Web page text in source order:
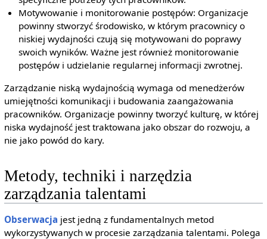
Motywowanie i monitorowanie postępów: Organizacje
powinny stworzyć środowisko, w którym pracownicy o
niskiej wydajności czują się motywowani do poprawy
swoich wyników. Ważne jest również monitorowanie
postępów i udzielanie regularnej informacji zwrotnej.
Zarządzanie niską wydajnością wymaga od menedżerów
umiejętności komunikacji i budowania zaangażowania
pracowników. Organizacje powinny tworzyć kulturę, w której
niska wydajność jest traktowana jako obszar do rozwoju, a
nie jako powód do kary.
Metody, techniki i narzędzia
zarządzania talentami
Obserwacja jest jedną z fundamentalnych metod
wykorzystywanych w procesie zarządzania talentami. Polega